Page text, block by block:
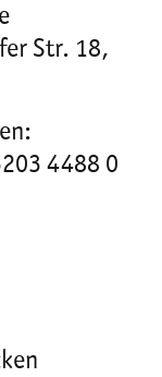
18,
4488 0